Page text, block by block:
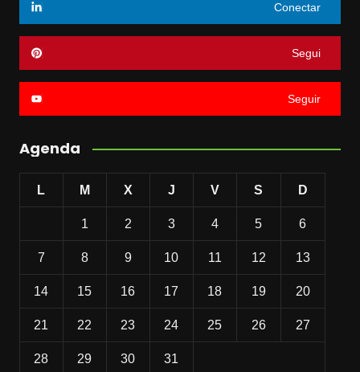
Conectar
Segui
Seguir
Agenda
L M X J V S D
1 2 3 4 5 6
7 8 9 10 11 12 13
14 15 16 17 18 19 20
21 22 23 24 25 26 27
28 29 30 31